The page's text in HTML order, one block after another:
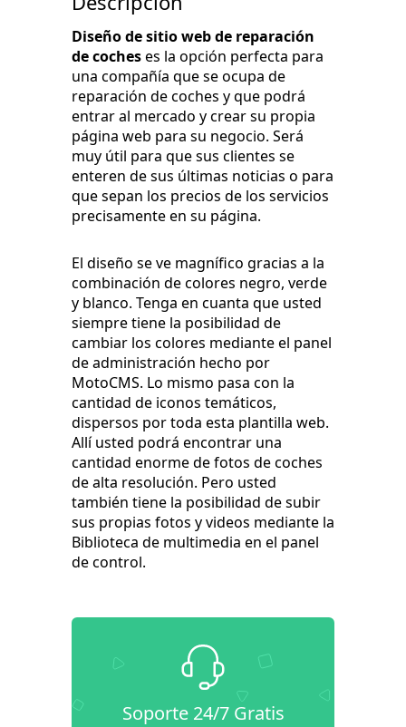
Diseño de sitio web de reparación
de cocheses la opción perfecta para
una compañía que se ocupa de
reparación de coches y que podrá
entrar al mercado y crear su propia
página web para su negocio. Será
muy útil para que sus clientes se
enteren de sus últimas noticias o para
que sepan los precios de los servicios
precisamente en su página.
El diseño se ve magnífico gracias a la
combinación de colores negro, verde
y blanco. Tenga en cuanta que usted
siempre tiene la posibilidad de
cambiar los colores mediante el panel
de administración hecho por
MotoCMS. Lo mismo pasa con la
cantidad de iconos temáticos,
dispersos por toda esta plantilla web.
Allí usted podrá encontrar una
cantidad enorme de fotos de coches
de alta resolución. Pero usted
también tiene la posibilidad de subir
sus propias fotos y videos mediante la
Biblioteca de multimedia en el panel
de control.
Soporte 24/7 Gratis